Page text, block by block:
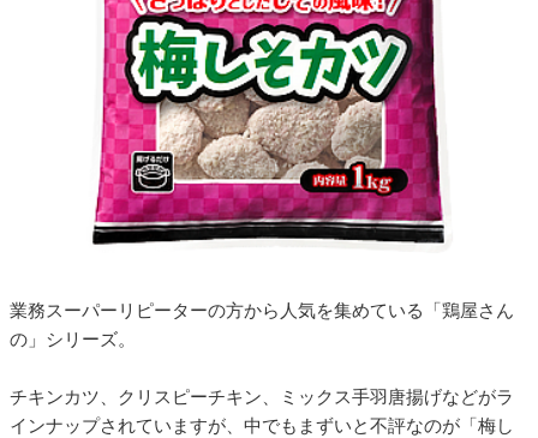
業務スーパーリピーターの方から人気を集めている「鶏屋さん
の」シリーズ。
チキンカツ、クリスピーチキン、ミックス手羽唐揚げなどがラ
インナップされていますが、中でもまずいと不評なのが「梅し